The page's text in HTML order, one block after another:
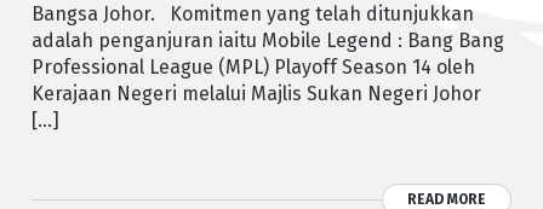
Bangsa Johor. Komitmen yang telah ditunjukkan
adalah penganjuran iaitu Mobile Legend : Bang Bang
Professional League (MPL) Playoff Season 14 oleh
Kerajaan Negeri melalui Majlis Sukan Negeri Johor
[…]
READ MORE